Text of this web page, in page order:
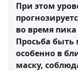
При этом
во время
Просьба
особенно в
маску,